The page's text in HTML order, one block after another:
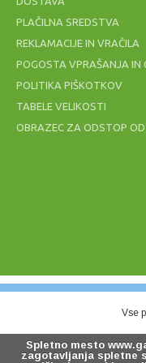
PLAČILNA SREDSTVA
REKLAMACIJE IN VRAČILA
POGOSTA VPRAŠANJA IN
POLITIKA PIŠKOTKOV
TABELE VELIKOSTI
OBRAZEC ZA ODSTOP
Vse
Spletno mesto
zagotavljanja spletne